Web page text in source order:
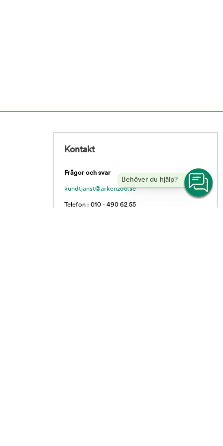
Behöver du hjälp?
Kontakt
Frågor och svar
kundtjanst@arkenzoo.se
Telefon : 010 - 490 62 55